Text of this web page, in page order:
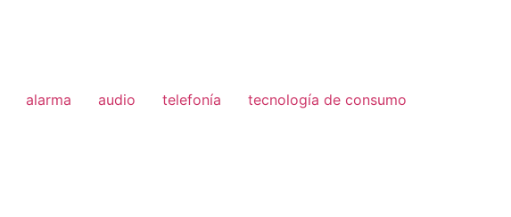
alarma audio telefonía tecnología de consumo